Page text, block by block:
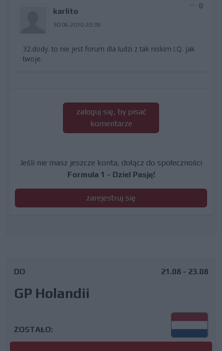
karlito
30.06.2010 20:38
0
32.dody. to nie jest forum dla ludzi z tak niskim I.Q. jak
twoje.
zaloguj się, by pisać
komentarze
Jeśli nie masz jeszcze konta, dołącz do społeczności
Formula 1 - Dziel Pasję!
zarejestruj się
DO
GP Holandii
21.08 - 23.08
ZOSTAŁO: